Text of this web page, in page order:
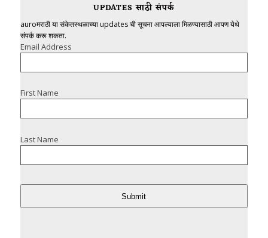
UPDATES साठी संपर्क
auroमराठी या संकेतस्थळाच्या updates ची सूचना आपल्याला मिळण्यासाठी आपण येथे
संपर्क करू शकता.
Email Address
First Name
Last Name
Submit